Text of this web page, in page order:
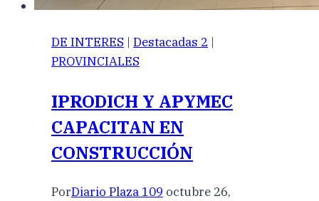
DE INTERES | Destacadas 2 |
PROVINCIALES
IPRODICH Y APYMEC
CAPACITAN EN
CONSTRUCCIÓN
PorDiario Plaza 109 octubre 26,